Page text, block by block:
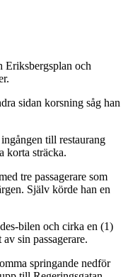
Eriksbergsplan och
sidan korsning såg han
till restaurang
korta sträcka.
tre passagerare som
Själv körde han en
bilen och cirka en (1)
sin passagerare.
springande nedför